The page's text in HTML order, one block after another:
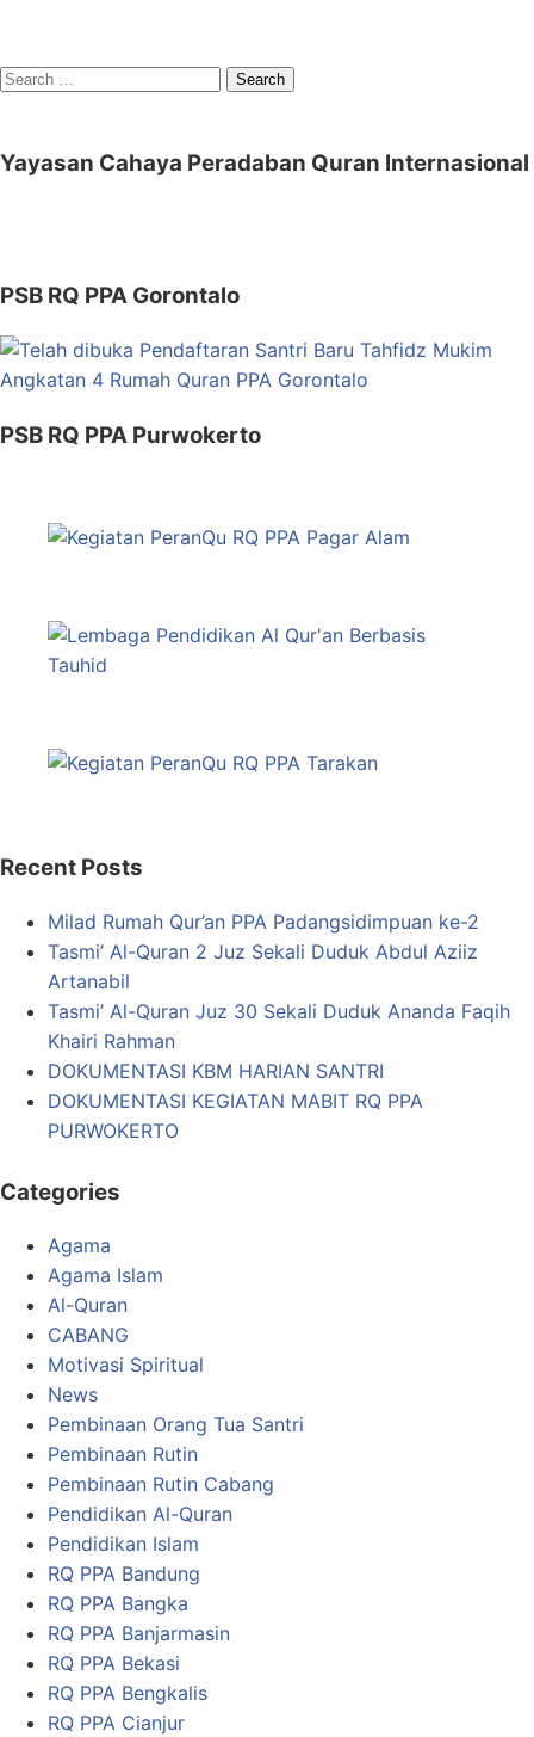
Search
Yayasan Cahaya Peradaban Quran Internasional
PSB RQ PPA Gorontalo
PSB RQ PPA Purwokerto
Recent Posts
Milad Rumah Qur’an PPA Padangsidimpuan ke-2
Tasmi’ Al-Quran 2 Juz Sekali Duduk Abdul Aziiz
Artanabil
Tasmi’ Al-Quran Juz 30 Sekali Duduk Ananda Faqih
Khairi Rahman
DOKUMENTASI KBM HARIAN SANTRI
DOKUMENTASI KEGIATAN MABIT RQ PPA
PURWOKERTO
Categories
Agama
Agama Islam
Al-Quran
CABANG
Motivasi Spiritual
News
Pembinaan Orang Tua Santri
Pembinaan Rutin
Pembinaan Rutin Cabang
Pendidikan Al-Quran
Pendidikan Islam
RQ PPA Bandung
RQ PPA Bangka
RQ PPA Banjarmasin
RQ PPA Bekasi
RQ PPA Bengkalis
RQ PPA Cianjur